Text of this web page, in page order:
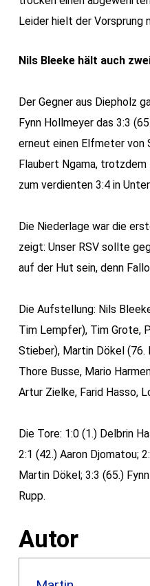
Leider hielt der Vorsprung
Nils Bleeke hält auch
Der Gegner aus Diepholz
Fynn Hollmeyer das 3:3
erneut einen Elfmeter von
Flaubert Ngama,
zum verdienten 3:4 in
Die Niederlage war die
zeigt: Unser RSV sollte
auf der Hut sein, denn
Die Aufstellung: Nils
Tim Lempfer), Tim Grote,
Stieber), Martin Dökel (76.
Thore Busse, Mario
Artur Zielke, Farid Hasso,
Die Tore: 1:0 (1.) Delbrin
2:1 (42.) Aaron Djomatou;
Martin Dökel; 3:3 (65.)
Rupp.
Autor